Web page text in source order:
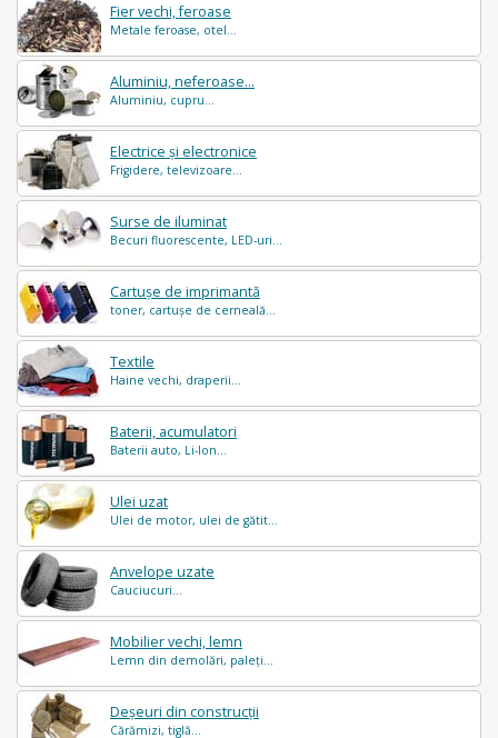
Fier vechi, feroase
Metale feroase, otel...
Aluminiu, neferoase...
Aluminiu, cupru...
Electrice și electronice
Frigidere, televizoare...
Surse de iluminat
Becuri fluorescente, LED-uri...
Cartușe de imprimantă
toner, cartușe de cerneală...
Textile
Haine vechi, draperii...
Baterii, acumulatori
Baterii auto, Li-Ion...
Ulei uzat
Ulei de motor, ulei de gătit...
Anvelope uzate
Cauciucuri...
Mobilier vechi, lemn
Lemn din demolări, paleți...
Deșeuri din construcții
Cărămizi, tiglă...